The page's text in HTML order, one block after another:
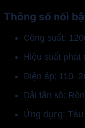
Thông số nổi
Công suất:
Hiệu suất phát
Điện áp:
Dải tần số:
Ứng dụng: